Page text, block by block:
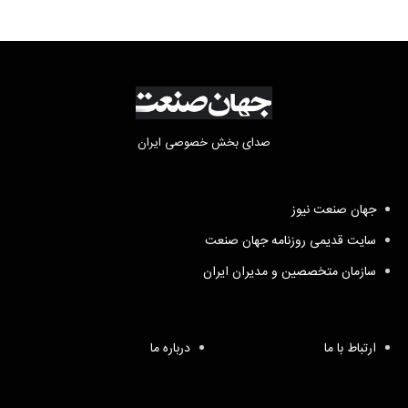
صدای بخش خصوصی ایران
جهان صنعت نیوز
سایت قدیمی روزنامه جهان صنعت
سازمان متخصصین و مدیران ایران
ارتباط با ما درباره ما